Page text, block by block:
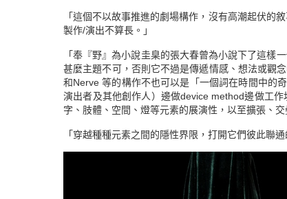
「這個不以故事推進的劇場構作，沒有高潮起伏的
製作/演出不算長。」
「奉『野』為小說圭臬的張大春曾為小說下了這樣
甚麼主題不可，否則它不過是傳遞情感、想法或觀念
和Nerve 等的構作不也可以是「一個詞在時間中的
演出者及其他創作人）邊做device method邊做工
字、肢體、空間、燈等元素的展演性，以至擴張、交
「穿越種種元素之間的隱性界限，打開它們彼此聯通